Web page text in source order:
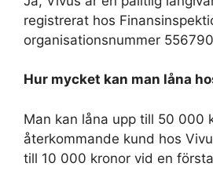
registrerat hos
organisationsnummer
Hur mycket kan man låna
Man kan låna upp till 50 000
återkommande kund hos
till 10 000 kronor vid en